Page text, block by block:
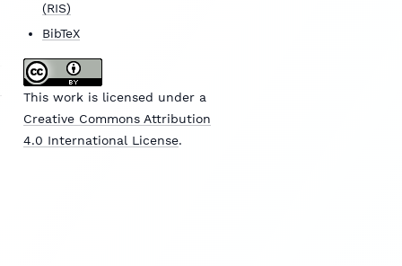
(RIS)
BibTeX
This work is licensed under a
Creative Commons Attribution
4.0 International License.